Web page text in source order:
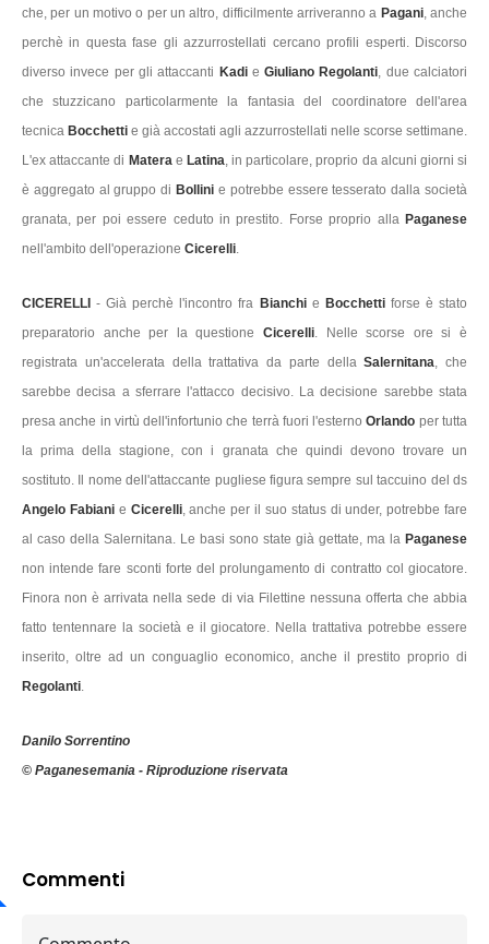
che, per un motivo o per un altro, difficilmente arriveranno a Pagani, anche
perchè in questa fase gli azzurrostellati cercano profili esperti. Discorso
diverso invece per gli attaccanti Kadi eGiuliano Regolanti, due calciatori
che stuzzicano particolarmente la fantasia del coordinatore dell'area
tecnica Bocchetti e già accostati agli azzurrostellati nelle scorse settimane.
L'ex attaccante di Matera e Latina, in particolare, proprio da alcuni giorni si
è aggregato al gruppo di Bollini e potrebbe essere tesserato dalla società
granata, per poi essere ceduto in prestito. Forse proprio alla Paganese
nell'ambito dell'operazione Cicerelli.
CICERELLI- Già perchè l'incontro fra Bianchi e Bocchetti forse è stato
preparatorio anche per la questione Cicerelli. Nelle scorse ore si è
registrata un'accelerata della trattativa da parte dellaSalernitana, che
sarebbe decisa a sferrare l'attacco decisivo. La decisione sarebbe stata
presa anche in virtù dell'infortunio che terrà fuori l'esternoOrlando per tutta
la prima della stagione, con i granata che quindi devono trovare un
sostituto. Il nome dell'attaccante pugliese figura sempre sul taccuino del ds
Angelo Fabianie Cicerelli, anche per il suo status di under, potrebbe fare
al caso della Salernitana. Le basi sono state già gettate, ma la Paganese
non intende fare sconti forte del prolungamento di contratto col giocatore.
Finora non è arrivata nella sede di via Filettine nessuna offerta che abbia
fatto tentennare la società e il giocatore. Nella trattativa potrebbe essere
inserito, oltre ad un conguaglio economico, anche il prestito proprio di
Regolanti.
Danilo Sorrentino
© Paganesemania - Riproduzione riservata
Commenti